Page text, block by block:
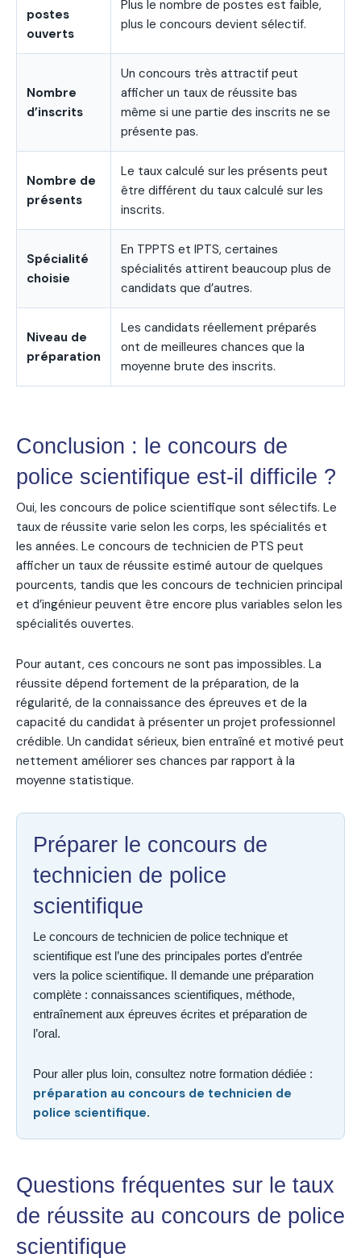
postes
ouverts
Plus le nombre de postes est faible,
plus le concours devient sélectif.
Nombre
d’inscrits
Un concours très attractif peut
afficher un taux de réussite bas
même si une partie des inscrits ne se
présente pas.
Nombre de
présents
Le taux calculé sur les présents peut
être différent du taux calculé sur les
inscrits.
Spécialité
choisie
En TPPTS et IPTS, certaines
spécialités attirent beaucoup plus de
candidats que d’autres.
Niveau de
préparation
Les candidats réellement préparés
ont de meilleures chances que la
moyenne brute des inscrits.
Conclusion : le concours de
police scientifique est-il difficile ?
Oui, les concours de police scientifique sont sélectifs. Le
taux de réussite varie selon les corps, les spécialités et
les années. Le concours de technicien de PTS peut
afficher un taux de réussite estimé autour de quelques
pourcents, tandis que les concours de technicien principal
et d’ingénieur peuvent être encore plus variables selon les
spécialités ouvertes.
Pour autant, ces concours ne sont pas impossibles. La
réussite dépend fortement de la préparation, de la
régularité, de la connaissance des épreuves et de la
capacité du candidat à présenter un projet professionnel
crédible. Un candidat sérieux, bien entraîné et motivé peut
nettement améliorer ses chances par rapport à la
moyenne statistique.
Préparer le concours de
technicien de police
scientifique
Le concours de technicien de police technique et
scientifique est l’une des principales portes d’entrée
vers la police scientifique. Il demande une préparation
complète : connaissances scientifiques, méthode,
entraînement aux épreuves écrites et préparation de
l’oral.
Pour aller plus loin, consultez notre formation dédiée :
préparation au concours de technicien de
police scientifique.
Questions fréquentes sur le taux
de réussite au concours de police
scientifique